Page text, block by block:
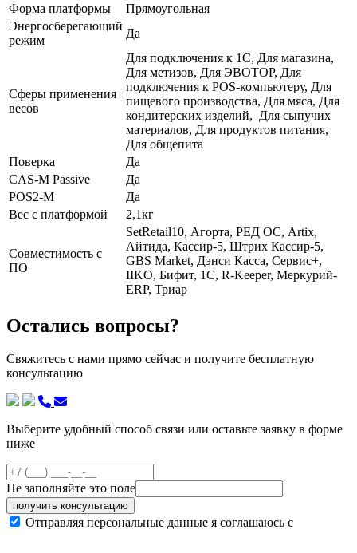
Форма платформы
Прямоугольная
Энергосберегающий
режим
Да
Сферы применения
весов
Для подключения к 1С, Для магазина,
Для метизов, Для ЭВОТОР, Для
подключения к POS-компьютеру, Для
пищевого производства, Для мяса, Для
кондитерских изделий, Для сыпучих
материалов, Для продуктов питания,
Для общепита
Поверка
Да
СAS-M Passive
Да
POS2-M
Да
Вес с платформой
2,1кг
Совместимость с
ПО
SetRetail10, Агорта, РЕД ОС, Artix,
Айтида, Кассир-5, Штрих Кассир-5,
GBS Market, Дэнси Касса, Сервис+,
IIKO, Бифит, 1С, R-Keeper, Меркурий-
ERP, Триар
Остались вопросы?
Свяжитесь с нами прямо сейчас и получите бесплатную
консультацию
Выберите удобный способ связи или оставьте заявку в форме
ниже
Не заполняйте это поле
получить консультацию
Отправляя персональные данные я соглашаюсь с